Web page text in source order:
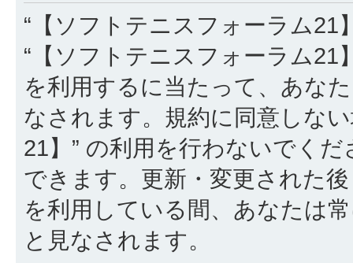
“【ソフトテニスフォーラム21
“【ソフトテニスフォーラム21
を利用するに当たって、あな
なされます。規約に同意しな
21】” の利用を行わないでく
できます。更新・変更された
を利用している間、あなたは
と見なされます。